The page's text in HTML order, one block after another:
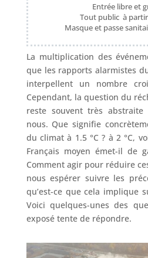
Entrée libre et
Tout public à
Masque et passe
La multiplication des
que les rapports alarmistes
interpellent un nombre
Cependant, la question du
reste souvent très abstraite
nous. Que signifie
du climat à 1.5 °C ? à 2 °C,
Français moyen émet-il de
Comment agir pour réduire
nous espérer suivre les
qu’est-ce que cela implique
Voici quelques-unes des
exposé tente de répondre.